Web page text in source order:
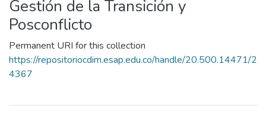
Gestión de la Transición y
Posconflicto
Permanent URI for this collection
https://repositoriocdim.esap.edu.co/handle/20.500.14471/2
4367